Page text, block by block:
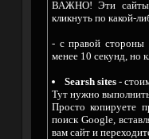
ВАЖНО! Эти сайты
кликнуть по какой-
- с правой стороны
менее 10 секунд, но
Searsh sites -
Тут нужно выполнить
Просто копируете
поиск Google,
вам сайт и